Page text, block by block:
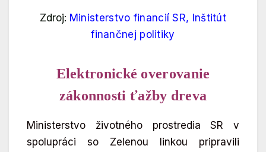
Zdroj: Ministerstvo financií SR, Inštitút
finančnej politiky
Elektronické overovanie
zákonnosti ťažby dreva
Ministerstvo životného prostredia SR v
spolupráci so Zelenou linkou pripravili